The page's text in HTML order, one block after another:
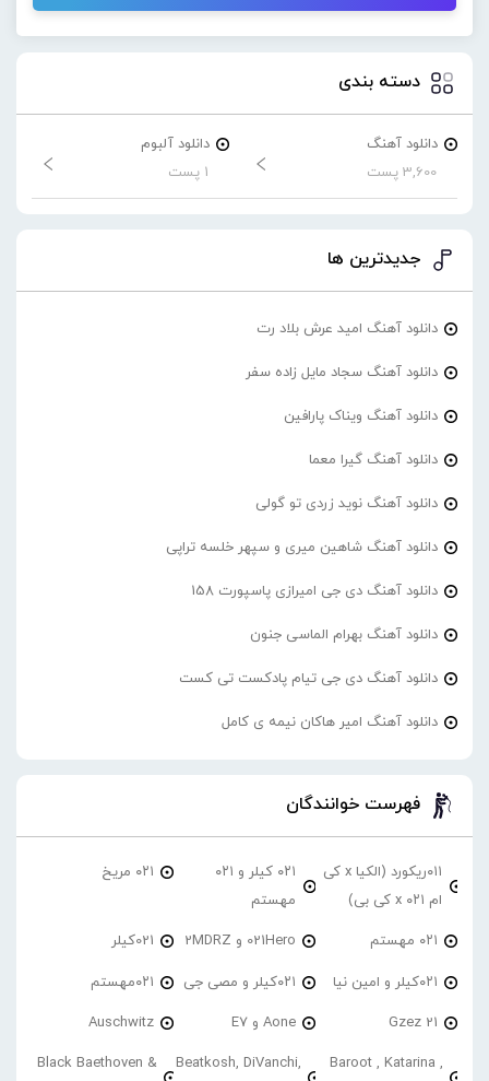
دسته بندی
دانلود آهنگ
3,600 پست
دانلود آلبوم
1 پست
جدیدترین ها
دانلود آهنگ امید عرش بلاد رت
دانلود آهنگ سجاد مایل زاده سفر
دانلود آهنگ ویناک پارافین
دانلود آهنگ گیرا معما
دانلود آهنگ نوید زردی تو گولی
دانلود آهنگ شاهین میری و سپهر خلسه تراپی
دانلود آهنگ دی جی امیرازی پاسپورت 158
دانلود آهنگ بهرام الماسی جنون
دانلود آهنگ دی جی تیام پادکست تی کست
دانلود آهنگ امیر هاکان نیمه ی کامل
فهرست خوانندگان
۰۱۱ریکورد (الکیا x کی
ام ۰۲۱ x کی بی)
۰۲۱ کیلر و ۰۲۱
مهستم
۰۲۱ مریخ
۰۲۱ مهستم 021Hero و 2MDRZ 021کیلر
۰۲۱کیلر و امین نیا ۰۲۱کیلر و مصی جی ۰۲۱مهستم
21 Gzez Aone و E7 Auschwitz
Baroot , Katarina ,
Beatkosh, DiVanchi,
Black Baethoven &